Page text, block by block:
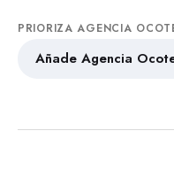
PRIORIZA AGENCIA
Añade Agencia